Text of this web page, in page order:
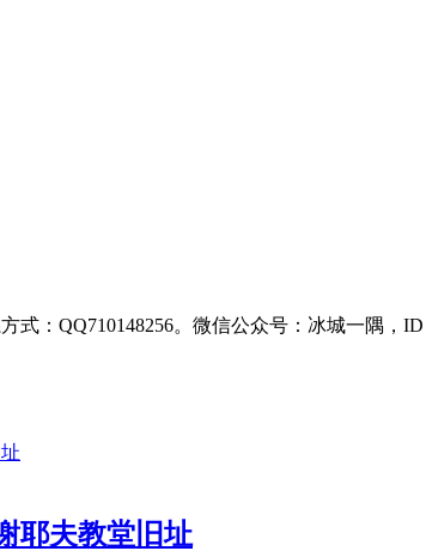
式：QQ710148256。微信公众号：冰城一隅，ID
耶夫教堂旧址